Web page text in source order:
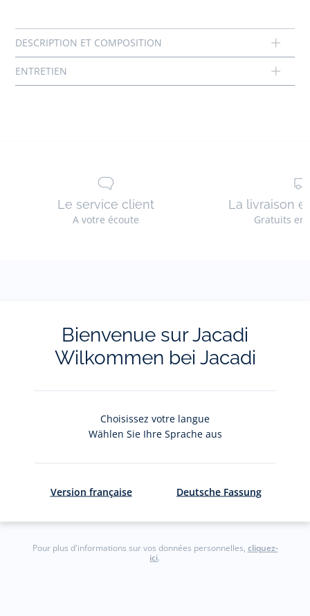
Tissu principal: 100% coton
Réf : 2033382
Le service client
A votre écoute
La livraison
Gratuits en
La newsletter
Restez informés des nouveautés Jacadi : ventes
Votre adresse courriel
Pour plus d'informations sur vos données personnelles, cliquez-
ici.
Bienvenue sur Jacadi
Wilkommen bei Jacadi
Choisissez votre langue
Wählen Sie Ihre Sprache aus
Version française Deutsche Fassung